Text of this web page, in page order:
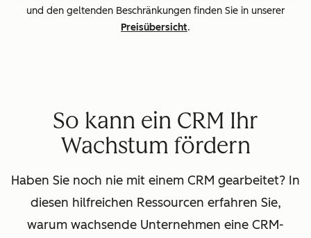
und den geltenden Beschränkungen finden Sie in unserer
Preisübersicht.
So kann ein CRM Ihr
Wachstum fördern
Haben Sie noch nie mit einem CRM gearbeitet? In
diesen hilfreichen Ressourcen erfahren Sie,
warum wachsende Unternehmen eine CRM-